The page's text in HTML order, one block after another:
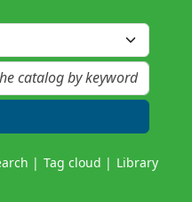
Tag cloud Library